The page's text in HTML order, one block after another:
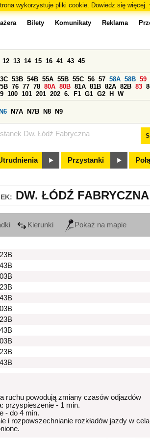
wykorzystuje pliki cookie. Dowiedz się więcej.
Dw. Łódź Fabryczna
Bilety Komunikaty Reklama
12 13 14 15 16 41 43 45
53B 54B 55A 55B 55C 56 57 58A 58B 59
76 77 78 80A 80B 81A 81B 82A 82B 83
100 101 201 202 6. F1 G1 G2 H W
N6 N7A N7B N8 N9
Przystanki
DW. ŁÓDŹ
Kierunki Pokaż na mapie
23B
43B
03B
23B
43B
03B
23B
43B
03B
23B
43B
ruchu powodują zmiany czasów odjazdów
przyspieszenie - 1 min.
- do 4 min.
i rozpowszechnianie rozkładów jazdy w